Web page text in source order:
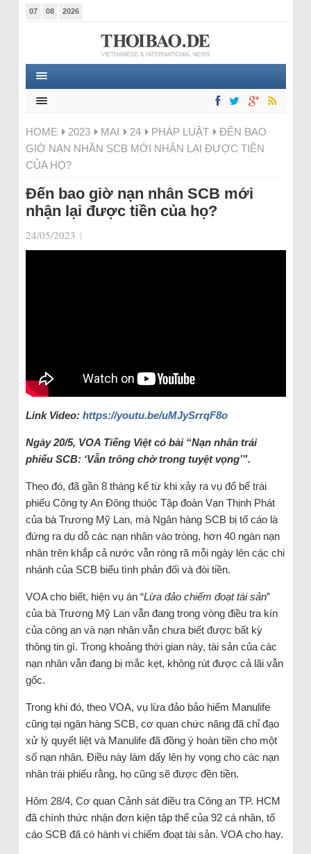
07 08 2026
HOME 2023 MAI 24 PHÁP LUẬT
ĐẾN BAO
GIỜ NẠN NHÂN SCB MỚI NHẬN LẠI ĐƯỢC TIỀN
CỦA HỌ?
Đến bao giờ nạn nhân SCB mới
nhận lại được tiền của họ?
24/05/2023 |
Link Video: https://youtu.be/uMJySrrqF8o
Ngày 20/5, VOA Tiếng Việt có bài “Nạn nhân trái
phiếu SCB: ‘Vẫn trông chờ trong tuyệt vọng’”.
Theo đó, đã gần 8 tháng kể từ khi xảy ra vụ đổ bể trái
phiếu Công ty An Đông thuộc Tập đoàn Vạn Thịnh Phát
của bà Trương Mỹ Lan, mà Ngân hàng SCB bị tố cáo là
đứng ra dụ dỗ các nạn nhân vào tròng, hơn 40 ngàn nạn
nhân trên khắp cả nước vẫn ròng rã mỗi ngày lên các chi
nhánh của SCB biểu tình phản đối và đòi tiền.
VOA cho biết, hiện vụ án “Lừa đảo chiếm đoạt tài sản”
của bà Trương Mỹ Lan vẫn đang trong vòng điều tra kín
của công an và nạn nhân vẫn chưa biết được bất kỳ
thông tin gì. Trong khoảng thời gian này, tài sản của các
nạn nhân vẫn đang bị mắc kẹt, không rút được cả lãi vẫn
gốc.
Trong khi đó, theo VOA, vụ lừa đảo bảo hiểm Manulife
cũng tại ngân hàng SCB, cơ quan chức năng đã chỉ đạo
xử lý quyết liệt và Manulife đã đồng ý hoàn tiền cho một
số nạn nhân. Điều này làm dấy lên hy vọng cho các nạn
nhân trái phiếu rằng, họ cũng sẽ được đền tiền.
Hôm 28/4, Cơ quan Cảnh sát điều tra Công an TP. HCM
đã chính thức nhận đơn kiện tập thể của 92 cá nhân, tố
cáo SCB đã có hành vi chiếm đoạt tài sản. VOA cho hay.